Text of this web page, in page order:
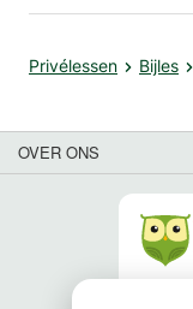
Privélessen Bijles
OVER ONS